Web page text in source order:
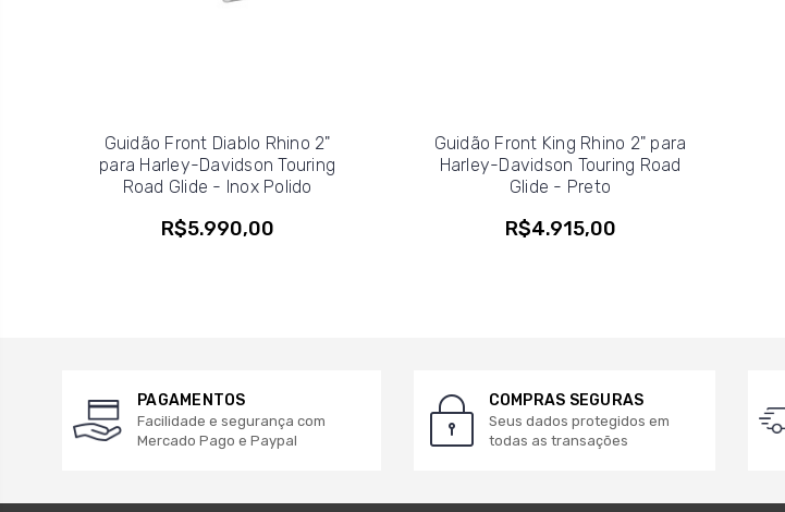
Guidão Front Diablo Rhino 2"
para Harley-Davidson Touring
Road Glide - Inox Polido
R$5.990,00
Guidão Front King Rhino 2" para
Harley-Davidson Touring Road
Glide - Preto
R$4.915,00
PAGAMENTOS
Facilidade e segurança com
Mercado Pago e Paypal
COMPRAS SEGURAS
Seus dados protegidos em
todas as transações